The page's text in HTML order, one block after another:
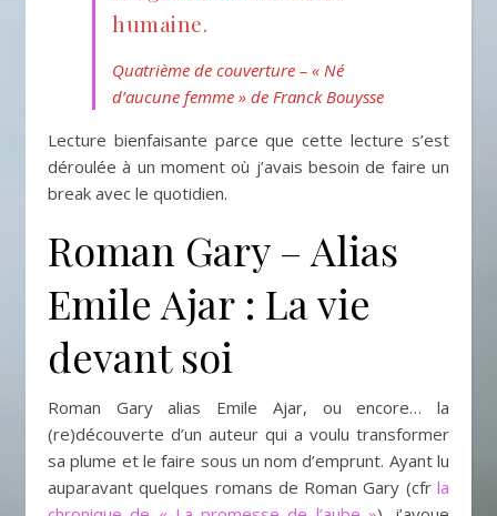
humaine.
Quatrième de couverture – « Né
d’aucune femme » de Franck Bouysse
Lecture bienfaisante parce que cette lecture s’est
déroulée à un moment où j’avais besoin de faire un
break avec le quotidien.
Roman Gary – Alias
Emile Ajar : La vie
devant soi
Roman Gary alias Emile Ajar, ou encore… la
(re)découverte d’un auteur qui a voulu transformer
sa plume et le faire sous un nom d’emprunt. Ayant lu
auparavant quelques romans de Roman Gary (cfr la